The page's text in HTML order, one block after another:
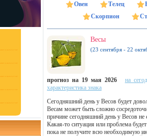
Овен Телец
Скорпион
Весы
(23 сентября - 22
прогноз на 19 мая 2026
на
характеристика знака
Сегодняшний день у Весов будет
Весам может быть сложно
причине сегодняшний день у Весов
Какая-то ситуация или проблема
пока не получите всю необходимую